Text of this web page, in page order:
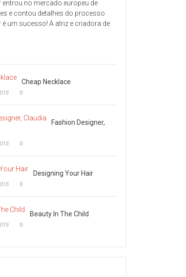
entrou no mercado europeu de
e contou detalhes do processo
é um sucesso! A atriz e criadora de
Cheap Necklace
0
Fashion Designer,
0
Designing Your Hair
0
Beauty In The Child
0